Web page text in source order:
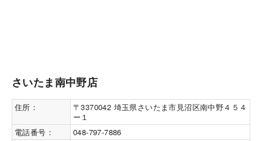
さいたま南中野店
住所：
〒3370042 埼玉県さいたま市見沼区南中野４５４
ー１
電話番号：
048-797-7886